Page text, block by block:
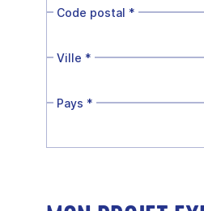
Code postal *
Ville *
Pays *